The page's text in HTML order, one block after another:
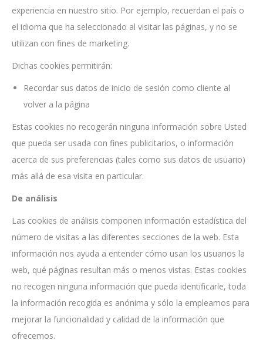
experiencia en nuestro sitio. Por ejemplo, recuerdan el país o
el idioma que ha seleccionado al visitar las páginas, y no se
utilizan con fines de marketing.
Dichas cookies permitirán:
Recordar sus datos de inicio de sesión como cliente al
volver a la página
Estas cookies no recogerán ninguna información sobre Usted
que pueda ser usada con fines publicitarios, o información
acerca de sus preferencias (tales como sus datos de usuario)
más allá de esa visita en particular.
De análisis
Las cookies de análisis componen información estadística del
número de visitas a las diferentes secciones de la web. Esta
información nos ayuda a entender cómo usan los usuarios la
web, qué páginas resultan más o menos vistas. Estas cookies
no recogen ninguna información que pueda identificarle, toda
la información recogida es anónima y sólo la empleamos para
mejorar la funcionalidad y calidad de la información que
ofrecemos.